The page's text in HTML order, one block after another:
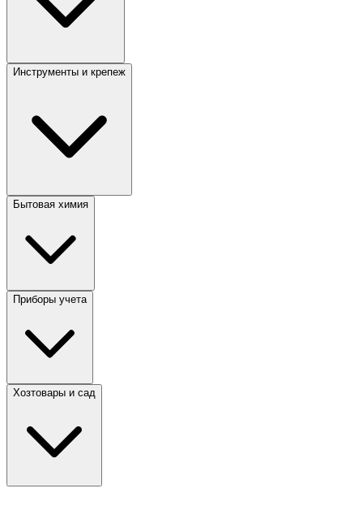
Инструменты и крепеж
Бытовая химия
Приборы учета
Хозтовары и сад